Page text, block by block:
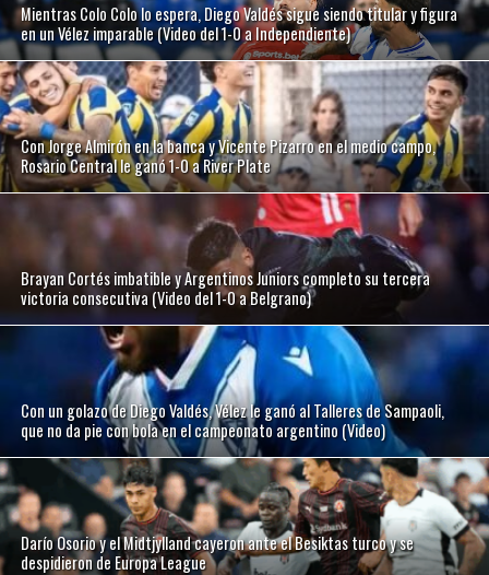
Mientras Colo Colo lo espera, Diego Valdés sigue siendo titular y figura
en un Vélez imparable (Video del 1-0 a Independiente)
Con Jorge Almirón en la banca y Vicente Pizarro en el medio campo,
Rosario Central le ganó 1-0 a River Plate
Brayan Cortés imbatible y Argentinos Juniors completo su tercera
victoria consecutiva (Video del 1-0 a Belgrano)
Con un golazo de Diego Valdés, Vélez le ganó al Talleres de Sampaoli,
que no da pie con bola en el campeonato argentino (Video)
Darío Osorio y el Midtjylland cayeron ante el Besiktas turco y se
despidieron de Europa League